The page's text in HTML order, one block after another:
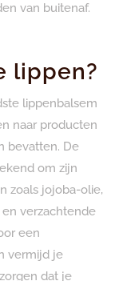
van buitenaf.
lippen?
lippenbalsem
naar producten
bevatten. De
om zijn
zoals jojoba-olie,
verzachtende
een
vermijd je
dat je